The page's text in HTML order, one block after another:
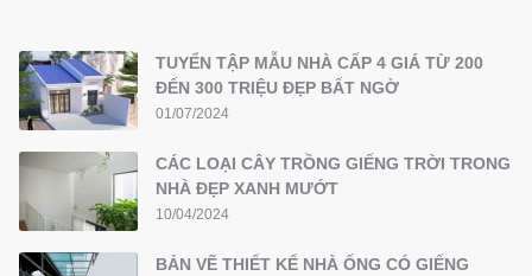
TUYỂN TẬP MẪU NHÀ CẤP 4 GIÁ TỪ 200
ĐẾN 300 TRIỆU ĐẸP BẤT NGỜ
01/07/2024
CÁC LOẠI CÂY TRỒNG GIẾNG TRỜI TRONG
NHÀ ĐẸP XANH MƯỚT
10/04/2024
BẢN VẼ THIẾT KẾ NHÀ ỐNG CÓ GIẾNG